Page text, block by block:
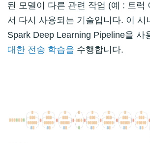
된 모델이 다른 관련 작업 (예 : 트럭
서 다시 사용되는 기술입니다. 이 시
Spark Deep Learning Pipeline을 사
대한 전송 학습을 수행합니다.